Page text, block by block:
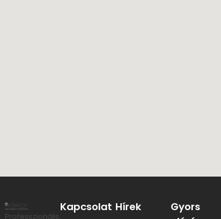
Professzionális,
Kapcsolat Hírek
Gyors